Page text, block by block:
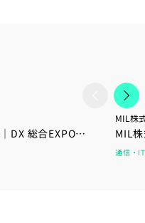
DX 総合EXPO
MIL株
MIL
通信・IT